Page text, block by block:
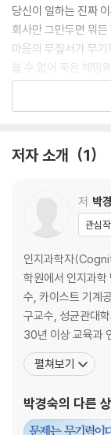
당신이 일하는 진짜
회사만 그만두면 뭐
마음의 무질서가 무
쓸 수 없어 죽은 헤밍
누구나 업무 무기력을
2. 일하지 못하는 마
업무 무기력을 야기하
마음 디톡스_내가 만
PART 02. 나는 왜
1. 학습된 무기력이
할 수 있는데도 안 될
왜 일할 때만 무기력
업무 무기력이 학습
2. 일할 수 없게 만드
사장이 말단 직원보다
생명 연장의 비밀, 통
바퀴벌레도 아는 권
저자 소개 1
저 박
관심
인지과학자
학원에서 인지과학
수, 카이스트 기계
구교수, 성균관대
30년 이상 교육과
컴퓨터공학을 전
위해 인지과학을
온 후 ㈜인코칭에
펼쳐보기
박경숙의 다른